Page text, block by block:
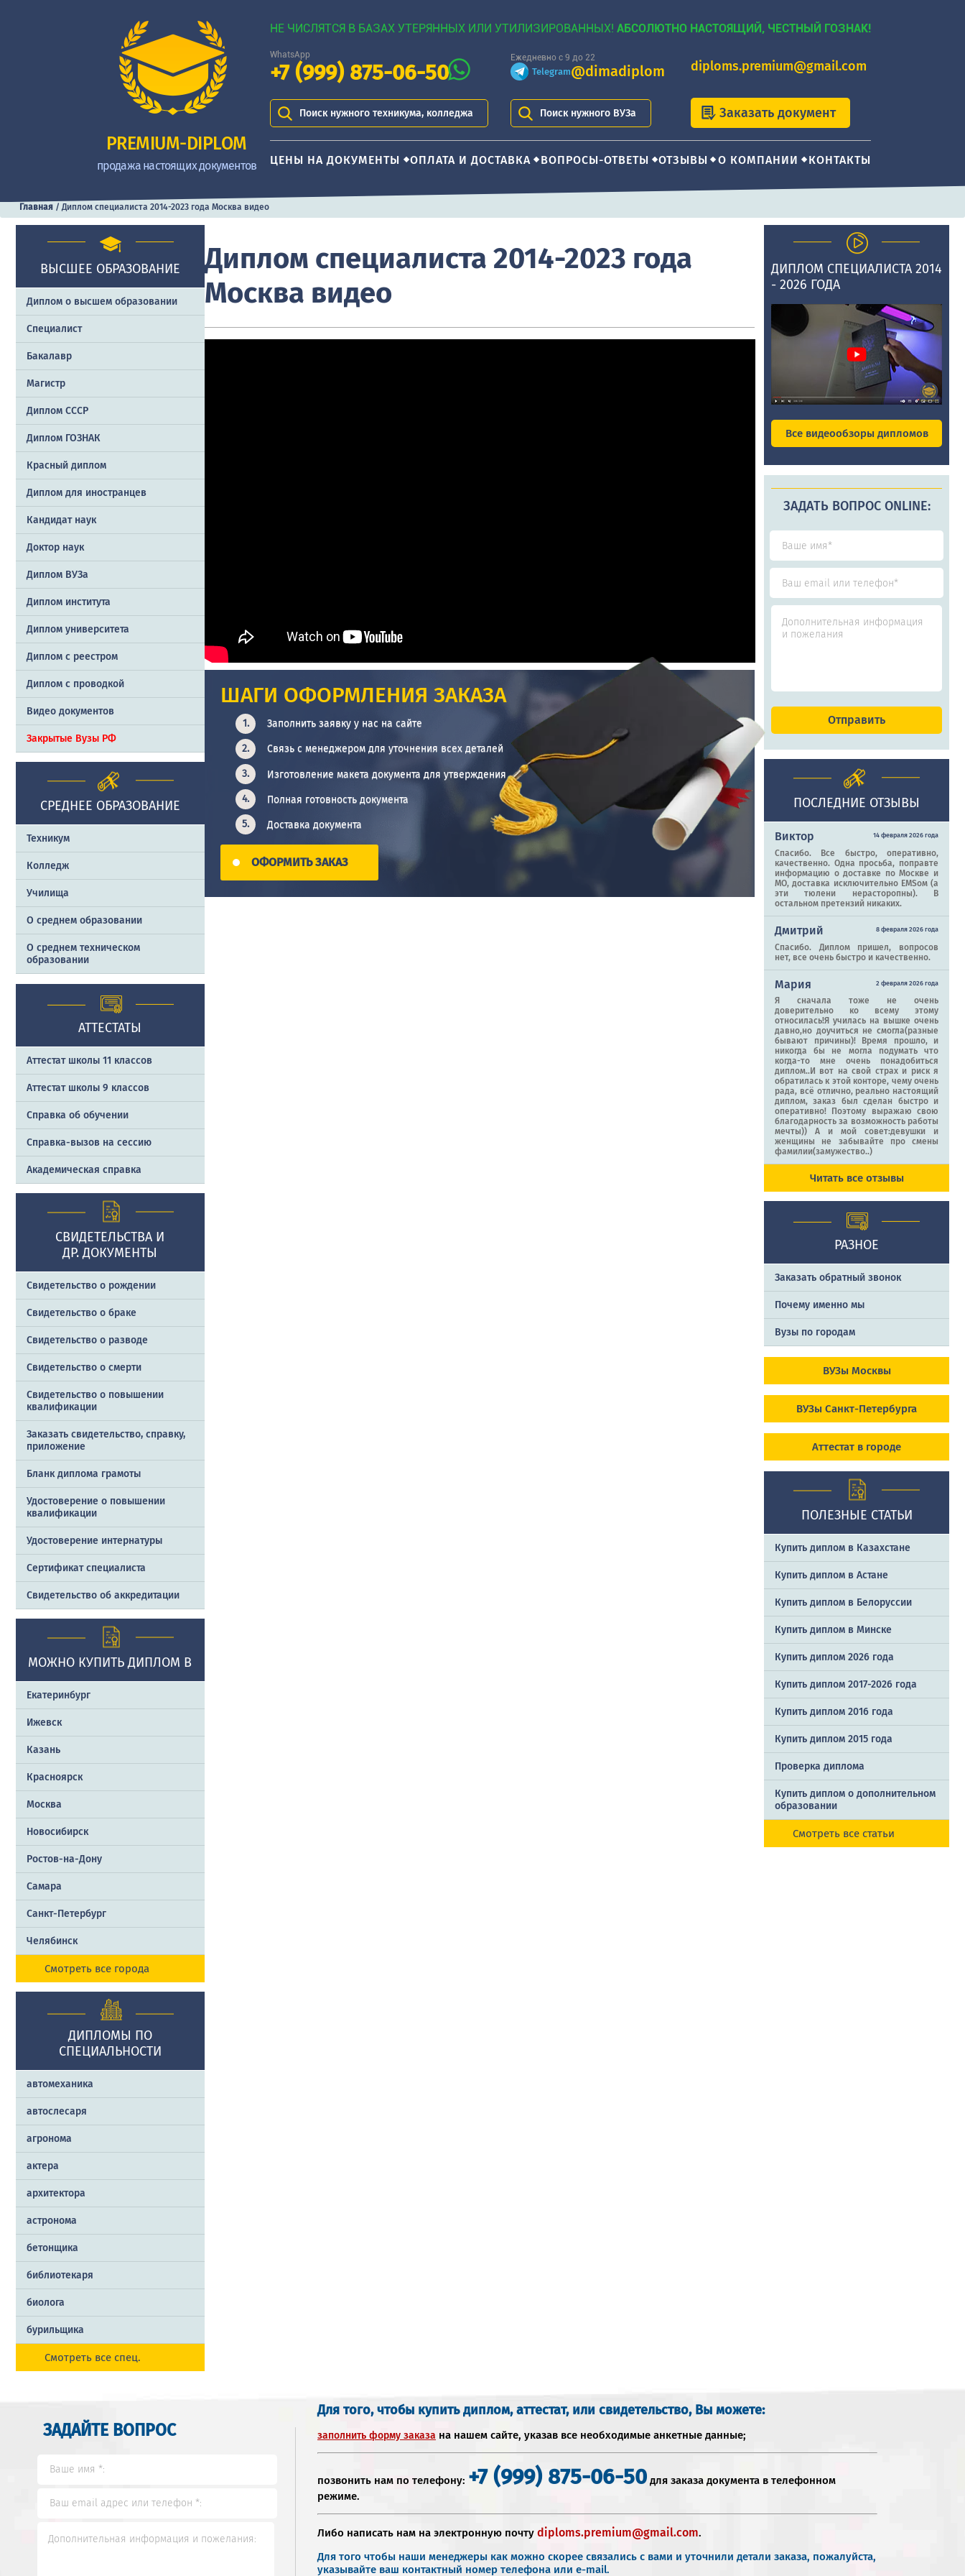
PREMIUM-DIPLOM
продажа настоящих документов
НЕ ЧИСЛЯТСЯ В БАЗАХ УТЕРЯННЫХ ИЛИ УТИЛИЗИРОВАННЫХ!АБСОЛЮТНО НАСТОЯЩИЙ, ЧЕСТНЫЙ ГОЗНАК!
WhatsApp
+7 (999) 875-06-50
Ежедневно с 9 до 22
Telegram@dimadiplom diploms.premium@gmail.com
Поиск нужного техникума, колледжа Поиск нужного ВУЗа Заказать документ
ЦЕНЫ НА ДОКУМЕНТЫ ОПЛАТА И ДОСТАВКА ВОПРОСЫ-ОТВЕТЫ ОТЗЫВЫ О КОМПАНИИ КОНТАКТЫ
Главная /Диплом специалиста 2014-2023 года Москва видео
ВЫСШЕЕ ОБРАЗОВАНИЕ
Диплом о высшем образовании
Специалист
Бакалавр
Магистр
Диплом СССР
Диплом ГОЗНАК
Красный диплом
Диплом для иностранцев
Кандидат наук
Доктор наук
Диплом ВУЗа
Диплом института
Диплом университета
Диплом с реестром
Диплом с проводкой
Видео документов
Закрытые Вузы РФ
СРЕДНЕЕ ОБРАЗОВАНИЕ
Техникум
Колледж
Училища
О среднем образовании
О среднем техническом
образовании
АТТЕСТАТЫ
Аттестат школы 11 классов
Аттестат школы 9 классов
Справка об обучении
Справка-вызов на сессию
Академическая справка
СВИДЕТЕЛЬСТВА И
ДР. ДОКУМЕНТЫ
Свидетельство о рождении
Свидетельство о браке
Свидетельство о разводе
Свидетельство о смерти
Свидетельство о повышении
квалификации
Заказать cвидетельство, справку,
приложение
Бланк диплома грамоты
Удостоверение о повышении
квалификации
Удостоверение интернатуры
Сертификат специалиста
Свидетельство об аккредитации
МОЖНО КУПИТЬ ДИПЛОМ В
Екатеринбург
Ижевск
Казань
Красноярск
Москва
Новосибирск
Ростов-на-Дону
Самара
Санкт-Петербург
Челябинск
Смотреть все города
ДИПЛОМЫ ПО
СПЕЦИАЛЬНОСТИ
автомеханика
автослесаря
агронома
актера
архитектора
астронома
бетонщика
библиотекаря
биолога
бурильщика
Смотреть все спец.
Диплом специалиста 2014-2023 года
Москва видео
ШАГИ ОФОРМЛЕНИЯ ЗАКАЗА
Заполнить заявку у нас на сайте
Связь с менеджером для уточнения всех деталей
Изготовление макета документа для утверждения
Полная готовность документа
Доставка документа
ОФОРМИТЬ ЗАКАЗ
ДИПЛОМ СПЕЦИАЛИСТА 2014
- 2026 ГОДА
Все видеообзоры дипломов
ЗАДАТЬ ВОПРОС ONLINE:
ПОСЛЕДНИЕ ОТЗЫВЫ
Виктор 14 февраля 2026 года
Спасибо. Все быстро, оперативно,
качественно. Одна просьба, поправте
информацию о доставке по Москве и
МО, доставка исключительно EMSом (а
эти тюлени нерасторопны). В
остальном претензий никаких.
Дмитрий 8 февраля 2026 года
Спасибо. Диплом пришел, вопросов
нет, все очень быстро и качественно.
Мария 2 февраля 2026 года
Я сначала тоже не очень
доверительно ко всему этому
относилась!Я училась на вышке очень
давно,но доучиться не смогла(разные
бывают причины)! Время прошло, и
никогда бы не могла подумать что
когда-то мне очень понадобиться
диплом..И вот на свой страх и риск я
обратилась к этой конторе, чему очень
рада, всё отлично, реально настоящий
диплом, заказ был сделан быстро и
оперативно! Поэтому выражаю свою
благодарность за возможность работы
мечты)) А и мой совет:девушки и
женщины не забывайте про смены
фамилии(замужество..)
Читать все отзывы
РАЗНОЕ
Заказать обратный звонок
Почему именно мы
Вузы по городам
ВУЗы Москвы
ВУЗы Санкт-Петербурга
Аттестат в городе
ПОЛЕЗНЫЕ СТАТЬИ
Купить диплом в Казахстане
Купить диплом в Астане
Купить диплом в Белоруссии
Купить диплом в Минске
Купить диплом 2026 года
Купить диплом 2017-2026 года
Купить диплом 2016 года
Купить диплом 2015 года
Проверка диплома
Купить диплом о дополнительном
образовании
Смотреть все статьи
ЗАДАЙТЕ ВОПРОС
Для того, чтобы купить диплом, аттестат, или свидетельство, Вы можете:
заполнить форму заказа на нашем сайте, указав все необходимые анкетные данные;
позвонить нам по телефону: +7 (999) 875-06-50 для заказа документа в телефонном
режиме.
Либо написать нам на электронную почту diploms.premium@gmail.com.
Для того чтобы наши менеджеры как можно скорее связались с вами и уточнили детали заказа, пожалуйста,
указывайте ваш контактный номер телефона или e-mail.